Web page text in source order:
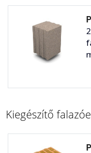
Kiegészítő